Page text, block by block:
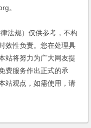
。
规）仅供参考，不构
效性负责。您在处理具
站将努力为广大网友提
费服务作出正式的承
站观点，如需使用，请